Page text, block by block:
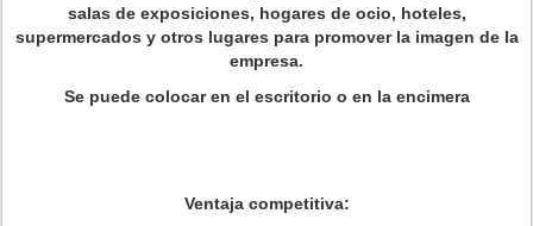
salas de exposiciones, hogares de ocio, hoteles,
supermercados y otros lugares para promover la imagen de la
empresa.
Se puede colocar en el escritorio o en la encimera
Ventaja competitiva: